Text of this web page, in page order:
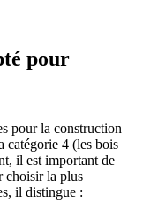
pour
pour la construction
catégorie 4 (les bois
il est important de
choisir la plus
il distingue :